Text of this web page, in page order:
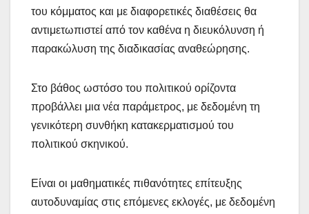
του κόμματος και με διαφορετικές διαθέσεις θα
αντιμετωπιστεί από τον καθένα η διευκόλυνση ή
παρακώλυση της διαδικασίας αναθεώρησης.
Στο βάθος ωστόσο του πολιτικού ορίζοντα
προβάλλει μια νέα παράμετρος, με δεδομένη τη
γενικότερη συνθήκη κατακερματισμού του
πολιτικού σκηνικού.
Είναι οι μαθηματικές πιθανότητες επίτευξης
αυτοδυναμίας στις επόμενες εκλογές, με δεδομένη